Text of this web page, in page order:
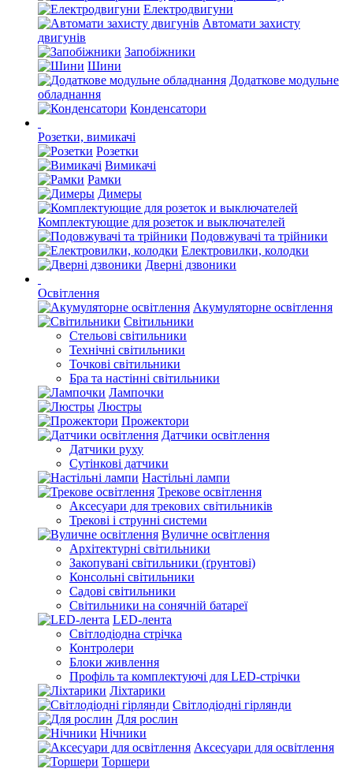
Електродвигуни
Автомати захисту
двигунів
Запобіжники
Шини
Додаткове модульне
обладнання
Конденсатори
Розетки, вимикачі
Розетки
Вимикачі
Рамки
Димеры
Комплектующие для розеток и выключателей
Подовжувачі та трійники
Електровилки, колодки
Дверні дзвоники
Освітлення
Акумуляторне освітлення
Світильники
Стельові світильники
Технічні світильники
Точкові світильники
Бра та настінні світильники
Лампочки
Люстры
Прожектори
Датчики освітлення
Датчики руху
Сутінкові датчики
Настільні лампи
Трекове освітлення
Аксесуари для трекових світильників
Трекові і струнні системи
Вуличне освітлення
Архітектурні світильники
Закопувані світильники (ґрунтові)
Консольні світильники
Садові світильники
Світильники на сонячній батареї
LED-лента
Світлодіодна стрічка
Контролери
Блоки живлення
Профіль та комплектуючі для LED-стрічки
Ліхтарики
Світлодіодні гірлянди
Для рослин
Нічники
Аксесуари для освітлення
Торшери